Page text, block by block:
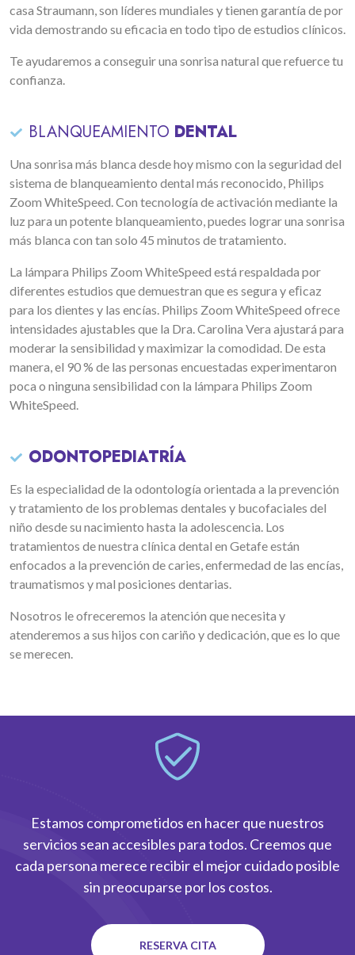
casa Straumann, son líderes mundiales y tienen garantía de por
vida demostrando su eficacia en todo tipo de estudios clínicos.
Te ayudaremos a conseguir una sonrisa natural que refuerce tu
confianza.
BLANQUEAMIENTO DENTAL
Una sonrisa más blanca desde hoy mismo con la seguridad del
sistema de blanqueamiento dental más reconocido, Philips
Zoom WhiteSpeed. Con tecnología de activación mediante la
luz para un potente blanqueamiento, puedes lograr una sonrisa
más blanca con tan solo 45 minutos de tratamiento.
La lámpara Philips Zoom WhiteSpeed está respaldada por
diferentes estudios que demuestran que es segura y eﬁcaz
para los dientes y las encías. Philips Zoom WhiteSpeed ofrece
intensidades ajustables que la Dra. Carolina Vera ajustará para
moderar la sensibilidad y maximizar la comodidad. De esta
manera, el 90 % de las personas encuestadas experimentaron
poca o ninguna sensibilidad con la lámpara Philips Zoom
WhiteSpeed.
ODONTOPEDIATRÍA
Es la especialidad de la odontología orientada a la prevención
y tratamiento de los problemas dentales y bucofaciales del
niño desde su nacimiento hasta la adolescencia. Los
tratamientos de nuestra clínica dental en Getafe están
enfocados a la prevención de caries, enfermedad de las encías,
traumatismos y mal posiciones dentarias.
Nosotros le ofreceremos la atención que necesita y
atenderemos a sus hijos con cariño y dedicación, que es lo que
se merecen.
Estamos comprometidos en hacer que nuestros
servicios sean accesibles para todos. Creemos que
cada persona merece recibir el mejor cuidado posible
sin preocuparse por los costos.
RESERVA CITA